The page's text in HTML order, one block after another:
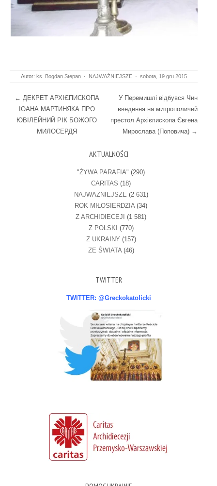
Autor: ks. Bogdan Stepan · NAJWAŻNIEJSZE · sobota, 19 gru 2015
Post navigation
← ДЕКРЕТ АРХІЄПИСКОПА
ІОАНА МАРТИНЯКА ПРО
ЮВІЛЕЙНИЙ РІК БОЖОГО
МИЛОСЕРДЯ
У Перемишлі відбувся Чин
введення на митрополичий
престол Архієпископа Євгена
Мирослава (Поповича) →
AKTUALNOŚCI
"ŻYWA PARAFIA" (290)
CARITAS (18)
NAJWAŻNIEJSZE (2 631)
ROK MIŁOSIERDZIA (34)
Z ARCHIDIECEJI (1 581)
Z POLSKI (770)
Z UKRAINY (157)
ZE ŚWIATA(46)
TWITTER
TWITTER: @Greckokatolicki